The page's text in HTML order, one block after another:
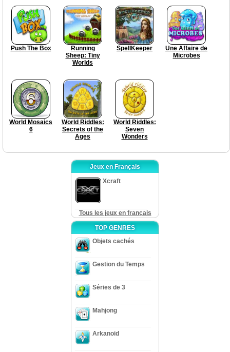
Push The Box
Running
Sheep: Tiny
Worlds
SpellKeeper
Une Affaire de
Microbes
World Mosaics
6
World Riddles:
Secrets of the
Ages
World Riddles:
Seven
Wonders
Jeux en Français
Xcraft
Tous les jeux en français
TOP GENRES
Objets cachés
Gestion du Temps
Séries de 3
Mahjong
Arkanoid